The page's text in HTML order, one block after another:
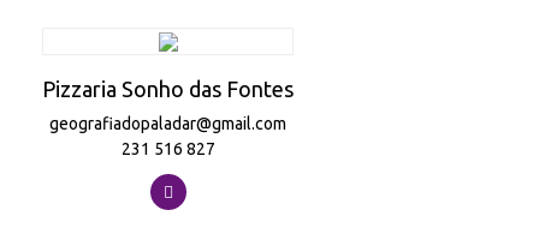
Pizzaria Sonho das Fontes
geografiadopaladar@gmail.com
231 516 827